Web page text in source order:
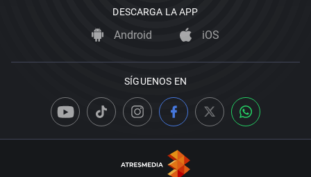
DESCARGA LA APP
Android iOS
SÍGUENOS EN